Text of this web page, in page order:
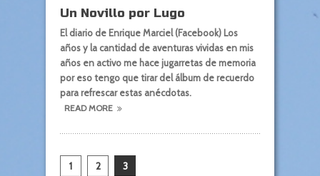
Un Novillo por Lugo
El diario de Enrique Marciel (Facebook) Los
años y la cantidad de aventuras vividas en mis
años en activo me hace jugarretas de memoria
por eso tengo que tirar del álbum de recuerdo
para refrescar estas anécdotas.
READ MORE
1 2 3